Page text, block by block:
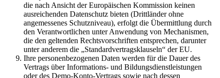
die nach Ansicht der Europäischen Kommission keinen
ausreichenden Datenschutz bieten (Drittländer ohne
angemessenes Schutzniveau), erfolgt die Übermittlung durch
den Verantwortlichen unter Anwendung von Mechanismen,
die den geltenden Rechtsvorschriften entsprechen, darunter
unter anderem die „Standardvertragsklauseln“ der EU.
Ihre personenbezogenen Daten werden für die Dauer des
Vertrags über Informations- und Bildungsdienstleistungen
oder des Demo-Konto-Vertrags sowie nach dessen